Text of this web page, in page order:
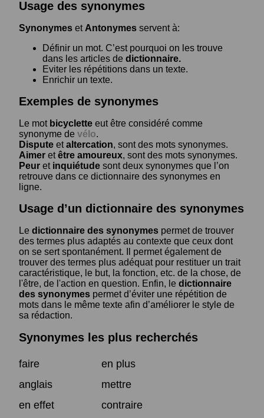
Usage des synonymes
Synonymes et Antonymes servent à:
Définir un mot. C’est pourquoi on les trouve
dans les articles de dictionnaire.
Eviter les répétitions dans un texte.
Enrichir un texte.
Exemples de synonymes
Le mot bicyclette eut être considéré comme
synonyme de vélo.
Dispute etaltercation, sont des mots synonymes.
Aimer etêtre amoureux, sont des mots synonymes.
Peur et inquiétude sont deux synonymes que l’on
retrouve dans ce dictionnaire des synonymes en
ligne.
Usage d’un dictionnaire des synonymes
Le dictionnaire des synonymes permet de trouver
des termes plus adaptés au contexte que ceux dont
on se sert spontanément. Il permet également de
trouver des termes plus adéquat pour restituer un trait
caractéristique, le but, la fonction, etc. de la chose, de
l'être, de l'action en question. Enfin, le dictionnaire
des synonymes permet d’éviter une répétition de
mots dans le même texte afin d’améliorer le style de
sa rédaction.
Synonymes les plus recherchés
faire
en plus
anglais
mettre
en effet
contraire